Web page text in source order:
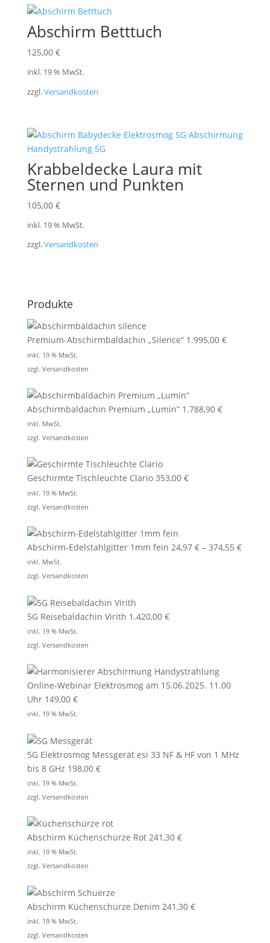
Abschirm Betttuch
125,00 €
inkl. 19 % MwSt.
zzgl.Versandkosten
Krabbeldecke Laura mit
Sternen und Punkten
105,00 €
inkl. 19 % MwSt.
zzgl.Versandkosten
Produkte
Premium-Abschirmbaldachin „Silence“ 1.995,00 €
inkl. 19 % MwSt.
zzgl. Versandkosten
Abschirmbaldachin Premium „Lumin“ 1.788,90 €
inkl. MwSt.
zzgl. Versandkosten
Geschirmte Tischleuchte Clario 353,00 €
inkl. 19 % MwSt.
zzgl. Versandkosten
Abschirm-Edelstahlgitter 1mm fein 24,97 €– 374,55 €
inkl. MwSt.
zzgl. Versandkosten
5G Reisebaldachin Virith 1.420,00 €
inkl. 19 % MwSt.
zzgl. Versandkosten
Online-Webinar Elektrosmog am 15.06.2025. 11.00
Uhr 149,00 €
inkl. 19 % MwSt.
5G Elektrosmog Messgerät esi 33 NF & HF von 1 MHz
bis 8 GHz 198,00 €
inkl. 19 % MwSt.
zzgl. Versandkosten
Abschirm Küchenschürze Rot 241,30 €
inkl. 19 % MwSt.
zzgl. Versandkosten
Abschirm Küchenschürze Denim 241,30 €
inkl. 19 % MwSt.
zzgl. Versandkosten